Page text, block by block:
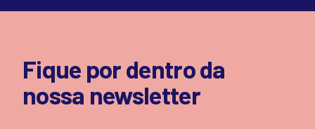
Fique por dentro da
nossa newsletter